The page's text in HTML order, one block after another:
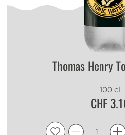
Thomas Henry
100 cl
CHF